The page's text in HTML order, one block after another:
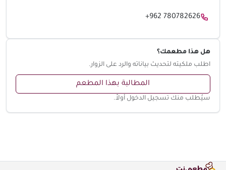
+962 780782626
هل هذا مطعمك؟
اطلب ملكيته لتحديث بياناته والرد على الزوار.
المطالبة بهذا المطعم
سيُطلب منك تسجيل الدخول أولاً.